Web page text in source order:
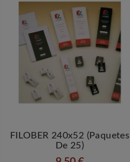
 
FILOBER 240x52 (paquetes
De 25)